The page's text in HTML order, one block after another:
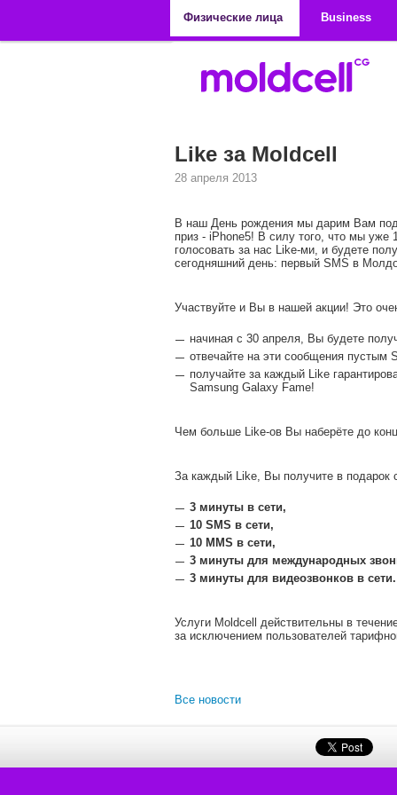
Физические лица
Business
Like за Moldcell
28 апреля 2013
В наш День рождения мы дарим Вам
приз - iPhone5! В силу того, что мы уже
голосовать за нас Like-ми, и будете
сегодняшний день: первый SMS в
Участвуйте и Вы в нашей акции! Это
начиная с 30 апреля, Вы будете
отвечайте на эти сообщения пустым
получайте за каждый Like
Samsung Galaxy Fame!
Чем больше Like-ов Вы наберёте до
За каждый Like, Вы получите в подарок
3 минуты в сети,
10 SMS в сети,
10 MMS в сети,
3 минуты для международных
3 минуты для видеозвонков в сети.
Услуги Moldcell действительны в
за исключением пользователей
Все новости